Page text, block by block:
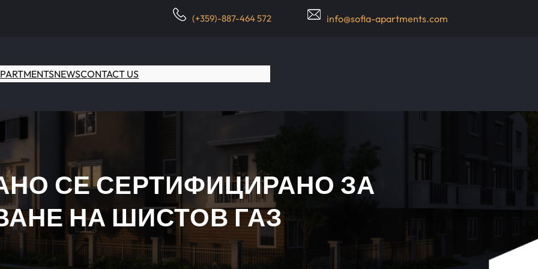
(+359)-887-464 572 info@sofia-apartments.com
NEWSCONTACT US
СЕ СЕРТИФИЦИРАНО ЗА
НА ШИСТОВ ГАЗ